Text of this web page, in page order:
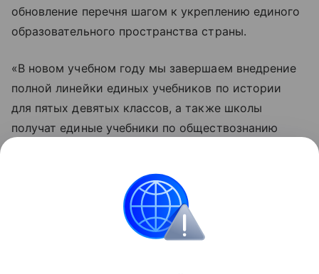
обновление перечня шагом к укреплению единого
образовательного пространства страны.
«В новом учебном году мы завершаем внедрение
полной линейки единых учебников по истории
для пятых девятых классов, а также школы
получат единые учебники по обществознанию
приводит пресс служба слова Кравцова.
Новости Образование